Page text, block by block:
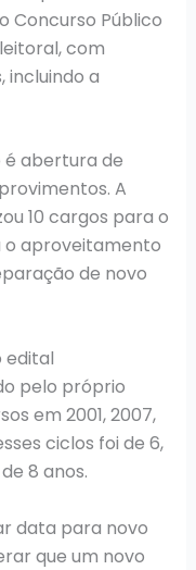
Concurso Público
com
incluindo a
abertura de
A
10 cargos para o
o aproveitamento
de novo
edital
pelo próprio
em 2001, 2007,
ciclos foi de 6,
8 anos.
data para novo
que um novo